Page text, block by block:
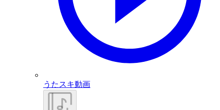
うたスキ動画